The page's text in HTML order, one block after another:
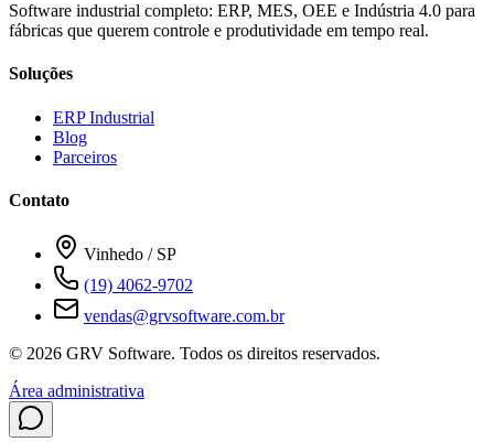
Software industrial completo: ERP, MES, OEE e Indústria 4.0 para
fábricas que querem controle e produtividade em tempo real.
Soluções
ERP Industrial
Blog
Parceiros
Contato
Vinhedo / SP
(19) 4062-9702
vendas@grvsoftware.com.br
© 2026 GRV Software. Todos os direitos reservados.
Área administrativa